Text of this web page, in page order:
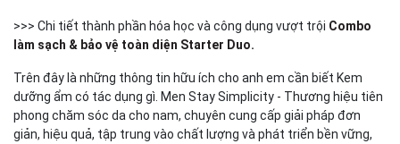
>>> Chi tiết thành phần hóa học và công dụng vượt trội Combo
làm sạch & bảo vệ toàn diện Starter Duo.
Trên đây là những thông tin hữu ích cho anh em cần biết Kem
dưỡng ẩm có tác dụng gì. Men Stay Simplicity - Thương hiệu tiên
phong chăm sóc da cho nam, chuyên cung cấp giải pháp đơn
giản, hiệu quả, tập trung vào chất lượng và phát triển bền vững,